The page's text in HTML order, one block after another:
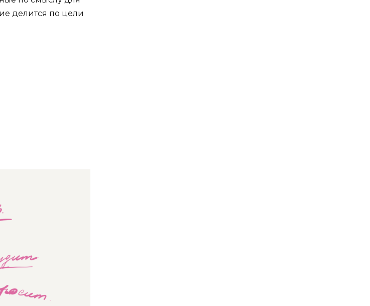
делится по цели